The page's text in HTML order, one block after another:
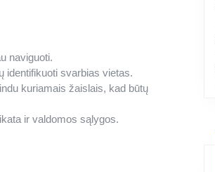
naviguoti.
identifikuoti svarbias vietas.
kuriamais žaislais, kad būtų
ir valdomos sąlygos.